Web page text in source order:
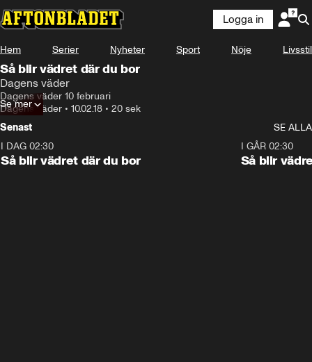
Logga in
Hem Serier Nyheter Sport Nöje Livsstil
Så blir vädret där du bor
Dagens väder
Dagens väder 10 februari
Dagens väder • 10.02.18 • 20 sek
Se mer
Senast
SE ALLA
I DAG 02:30
Så blir vädret där du bor
I GÅR 02:30
Så blir